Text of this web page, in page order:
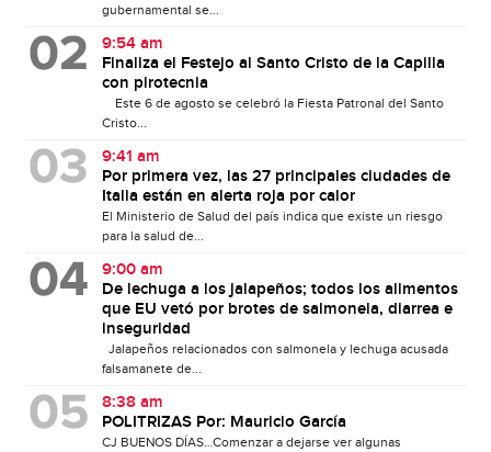
gubernamental se...
9:54 am
Finaliza el Festejo al Santo Cristo de la Capilla
con pirotecnia
Este 6 de agosto se celebró la Fiesta Patronal del Santo
Cristo...
9:41 am
Por primera vez, las 27 principales ciudades de
Italia están en alerta roja por calor
El Ministerio de Salud del país indica que existe un riesgo
para la salud de...
9:00 am
De lechuga a los jalapeños; todos los alimentos
que EU vetó por brotes de salmonela, diarrea e
inseguridad
Jalapeños relacionados con salmonela y lechuga acusada
falsamanete de...
8:38 am
POLITRIZAS Por: Mauricio García
CJ BUENOS DÍAS…Comenzar a dejarse ver algunas